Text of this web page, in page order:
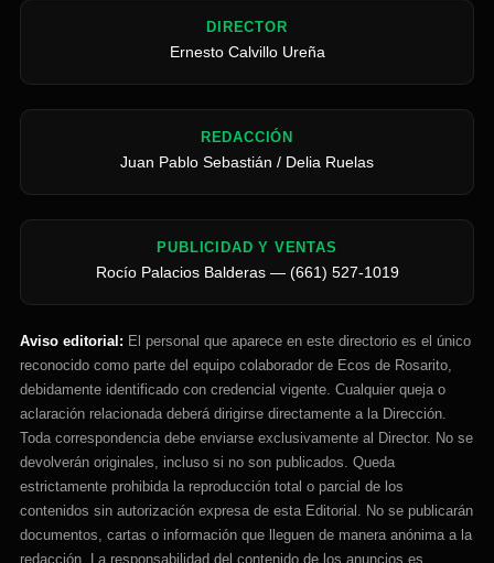
DIRECTOR
Ernesto Calvillo Ureña
REDACCIÓN
Juan Pablo Sebastián / Delia Ruelas
PUBLICIDAD Y VENTAS
Rocío Palacios Balderas — (661) 527-1019
Aviso editorial: El personal que aparece en este directorio es el único
reconocido como parte del equipo colaborador de Ecos de Rosarito,
debidamente identificado con credencial vigente. Cualquier queja o
aclaración relacionada deberá dirigirse directamente a la Dirección.
Toda correspondencia debe enviarse exclusivamente al Director. No se
devolverán originales, incluso si no son publicados. Queda
estrictamente prohibida la reproducción total o parcial de los
contenidos sin autorización expresa de esta Editorial. No se publicarán
documentos, cartas o información que lleguen de manera anónima a la